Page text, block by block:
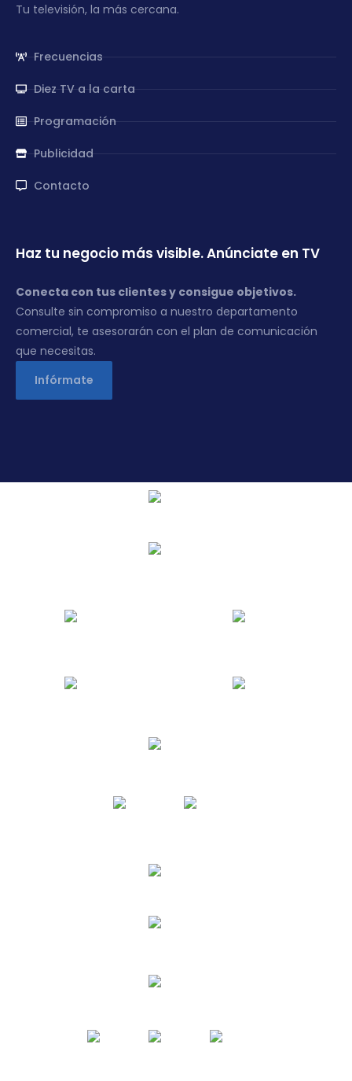
Tu televisión, la más cercana.
Frecuencias
Diez TV a la carta
Programación
Publicidad
Contacto
Haz tu negocio más visible. Anúnciate en TV
Conecta con tus clientes y consigue objetivos.
Consulte sin compromiso a nuestro departamento
comercial, te asesorarán con el plan de comunicación
que necesitas.
Infórmate